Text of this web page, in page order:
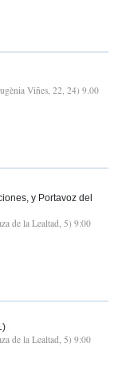
Viñes, 22, 24) 9.00
y Portavoz del
de la Lealtad, 5) 9:00
de la Lealtad, 5) 9:00